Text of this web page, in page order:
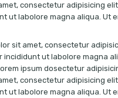
consectetur adipisicing
ut labolore magna aliqua. Ut
sit amet, consectetur
incididunt ut labolore magna
ipsum dosectetur
consectetur adipisicing
ut labolore magna aliqua. Ut